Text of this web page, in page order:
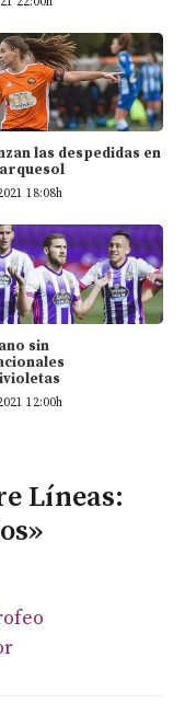
las despedidas en
18:08h
sin
12:00h
Líneas: